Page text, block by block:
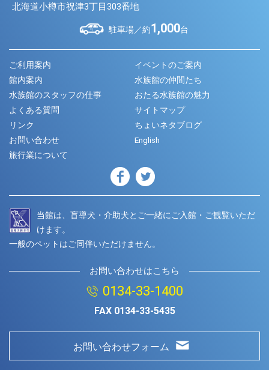
北海道小樽市祝津3丁目303番地
駐車場／約1,000台
ご利用案内
イベントのご案内
館内案内
水族館の仲間たち
水族館のスタッフの仕事
おたる水族館の魅力
よくある質問
サイトマップ
リンク
ちょいネタブログ
お問い合わせ
English
旅行業について
当館は、盲導犬・介助犬とご一緒にご入館・ご観覧いただ
けます。
一般のペットはご同伴いただけません。
お問い合わせはこちら
0134-33-1400
FAX 0134-33-5435
お問い合わせフォーム